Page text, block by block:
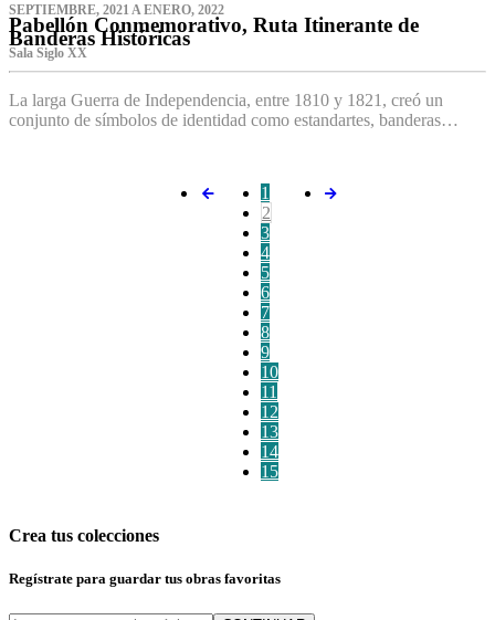
SEPTIEMBRE, 2021 A ENERO, 2022
Pabellón Conmemorativo, Ruta Itinerante de
Banderas Históricas
Sala Siglo XX
La larga Guerra de Independencia, entre 1810 y 1821, creó un
conjunto de símbolos de identidad como estandartes, banderas…
1
2
3
4
5
6
7
8
9
10
11
12
13
14
15
Crea tus colecciones
Regístrate para guardar tus obras favoritas